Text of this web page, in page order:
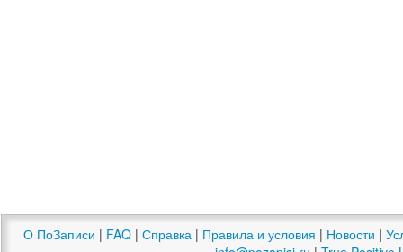
О ПоЗаписи | FAQ | Справка | Правила и условия | Новости |